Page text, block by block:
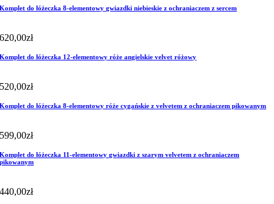
Komplet do łóżeczka 8-elementowy gwiazdki niebieskie z ochraniaczem z sercem
620,00zł
Komplet do łóżeczka 12-elementowy róże angielskie velvet różowy
520,00zł
Komplet do łóżeczka 8-elementowy róże cygańskie z velvetem z ochraniaczem pikowanym
599,00zł
Komplet do łóżeczka 11-elementowy gwiazdki z szarym velvetem z ochraniaczem
pikowanym
440,00zł